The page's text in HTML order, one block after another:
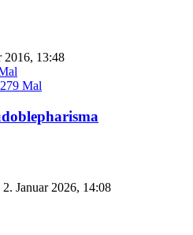
2016, 13:48
279 Mal
2. Januar 2026, 14:08